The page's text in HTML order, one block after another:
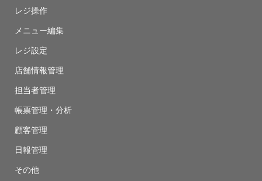
レジ操作
メニュー編集
レジ設定
店舗情報管理
担当者管理
帳票管理・分析
顧客管理
日報管理
その他